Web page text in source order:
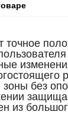
точное
без
из